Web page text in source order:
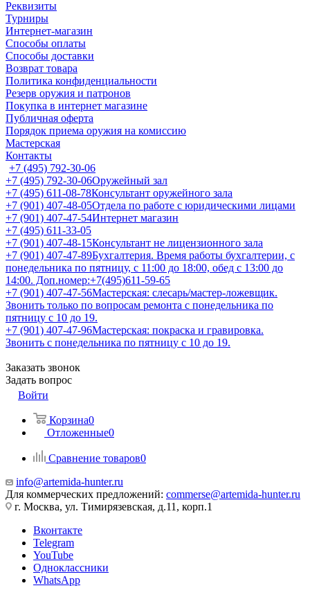
Реквизиты
Турниры
Интернет-магазин
Способы оплаты
Способы доставки
Возврат товара
Политика конфиденциальности
Резерв оружия и патронов
Покупка в интернет магазине
Публичная оферта
Порядок приема оружия на комиссию
Мастерская
Контакты
+7 (495) 792-30-06
+7 (495) 792-30-06Оружейный зал
+7 (495) 611-08-78Консультант оружейного зала
+7 (901) 407-48-05Отдела по работе с юридическими лицами
+7 (901) 407-47-54Интернет магазин
+7 (495) 611-33-05
+7 (901) 407-48-15Консультант не лицензионного зала
+7 (901) 407-47-89Бухгалтерия. Время работы бухгалтерии, с
понедельника по пятницу, с 11:00 до 18:00, обед с 13:00 до
14:00. Доп.номер:+7(495)611-59-65
+7 (901) 407-47-56Мастерская: слесарь/мастер-ложевщик.
Звонить только по вопросам ремонта с понедельника по
пятницу с 10 до 19.
+7 (901) 407-47-96Мастерская: покраска и гравировка.
Звонить с понедельника по пятницу с 10 до 19.
Заказать звонок
Задать вопрос
Войти
Корзина0
Отложенные0
Сравнение товаров0
info@artemida-hunter.ru
Для коммерческих предложений: commerse@artemida-hunter.ru
г. Москва, ул. Тимирязевская, д.11, корп.1
Вконтакте
Telegram
YouTube
Одноклассники
WhatsApp